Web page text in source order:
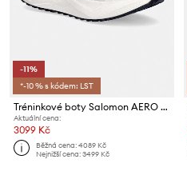
-11%
*-10 % s kódem: LST
Tréninkové boty Salomon AERO BLAZE 3
Aktuální cena:
3099 Kč
Běžná cena:4089 Kč
Nejnižší cena:3499 Kč